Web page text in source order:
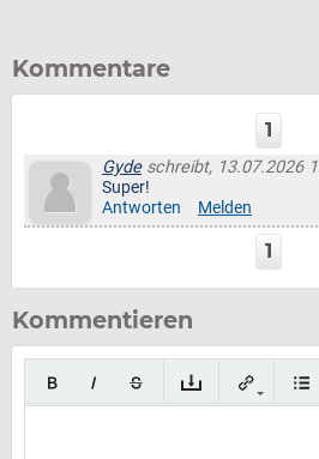
Kommentare
1
Gydeschreibt, 13.07.2026
Super!
Antworten
Melden
1
Kommentieren